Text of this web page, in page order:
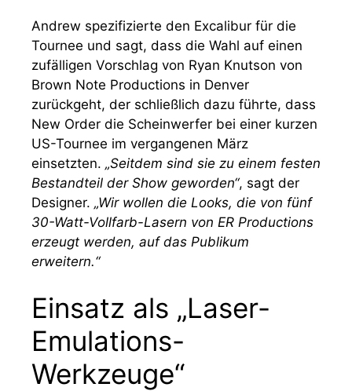
Andrew spezifizierte den Excalibur für die
Tournee und sagt, dass die Wahl auf einen
zufälligen Vorschlag von Ryan Knutson von
Brown Note Productions in Denver
zurückgeht, der schließlich dazu führte, dass
New Order die Scheinwerfer bei einer kurzen
US-Tournee im vergangenen März
einsetzten. „Seitdem sind sie zu einem festen
Bestandteil der Show geworden“, sagt der
Designer. „Wir wollen die Looks, die von fünf
30-Watt-Vollfarb-Lasern von ER Productions
erzeugt werden, auf das Publikum
erweitern.“
Einsatz als „Laser-
Emulations-
Werkzeuge“